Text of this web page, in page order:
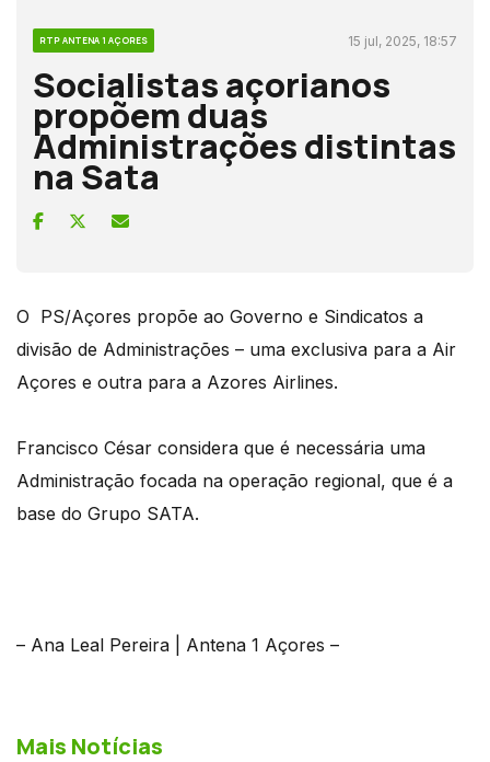
RTP ANTENA 1 AÇORES 15 jul, 2025, 18:57
Socialistas açorianos
propõem duas
Administrações distintas
na Sata
O PS/Açores propõe ao Governo e Sindicatos a
divisão de Administrações – uma exclusiva para a Air
Açores e outra para a Azores Airlines.
Francisco César considera que é necessária uma
Administração focada na operação regional, que é a
base do Grupo SATA.
– Ana Leal Pereira | Antena 1 Açores –
Mais Notícias